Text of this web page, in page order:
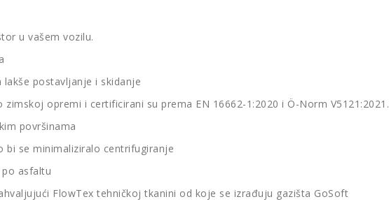
u vašem vozilu.
postavljanje i skidanje
opremi i certificirani su prema EN 16662-1:2020 i Ö-Norm V5121:2021.
površinama
bi se minimaliziralo centrifugiranje
asfaltu
FlowTex tehničkoj tkanini od koje se izrađuju gazišta GoSoft